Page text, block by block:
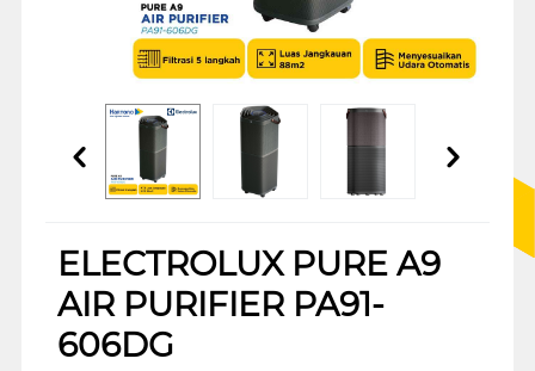
ELECTROLUX PURE A9
AIR PURIFIER PA91-
606DG